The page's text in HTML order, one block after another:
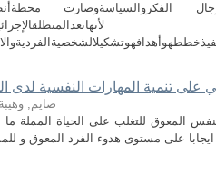
الفكروالسياسةوصارت
على تنمية المهارات النفسية لدى
صايم, وهيبة
المعوق للتغلب على الحياة المملة ما